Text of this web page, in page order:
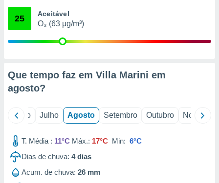
através
1199
25 Aceitável
O₃ (63 µg/m³)
Que tempo faz em Villa Marini em
agosto?
Junho Julho Agosto Setembro Outubro Novembro
T. Média : 11°C Máx.: 17°C Min: 6°C
Dias de chuva: 4dias
Acum. de chuva: 26 mm